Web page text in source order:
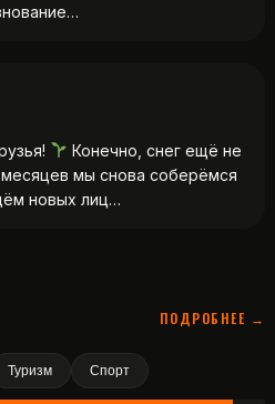
Конечно, снег ещё не
мы снова соберёмся
новых лиц…
ПОДРОБНЕЕ →
Туризм Спорт